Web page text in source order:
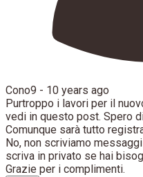
Cono9 - 10 years ago
Purtroppo i lavori per il
vedi in questo post. Spero
Comunque sarà tutto
No, non scriviamo
scriva in privato se hai
Grazie per i complimenti.